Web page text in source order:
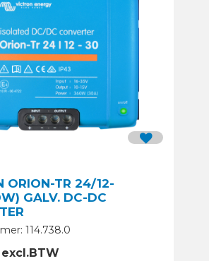
ORION-TR 24/12-
GALV. DC-DC
114.738.0
excl.BTW